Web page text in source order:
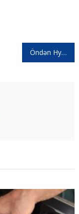
Öndən Hyundai, arxadan Lada.